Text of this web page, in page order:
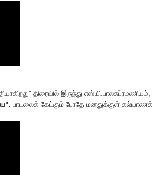
திரையில் இருந்து எஸ்.பி.பாலசுப்ரமணியம்,
பாடலைக் கேட்கும் போதே மனதுக்குள் கல்யாணக்